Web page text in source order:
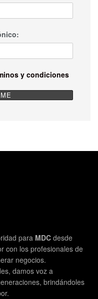
y condiciones
para MDC desde
con los profesionales de
negocios.
damos voz a
brindándoles